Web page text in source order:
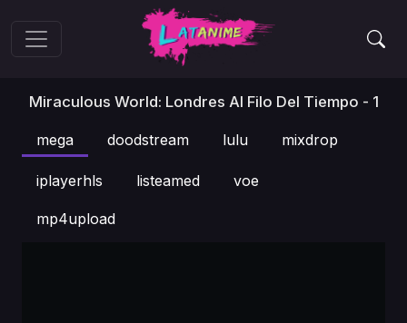
Miraculous World: Londres Al Filo Del Tiempo - 1
mega doodstream lulu mixdrop
iplayerhls listeamed voe
mp4upload